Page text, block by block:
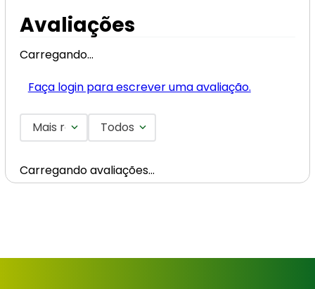
Avaliações
Carregando…
Faça login para escrever uma avaliação.
Mais recentesTodos
Carregando avaliações…